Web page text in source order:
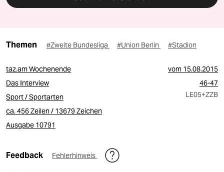
Themen #Zweite Bundesliga #Union Berlin #Stadion
taz.am Wochenende vom 15.08.2015
Das Interview
46-47
Sport / Sportarten
LE05+ZZB
ca. 456 Zeilen / 13679 Zeichen
Ausgabe 10791
Feedback Fehlerhinweis